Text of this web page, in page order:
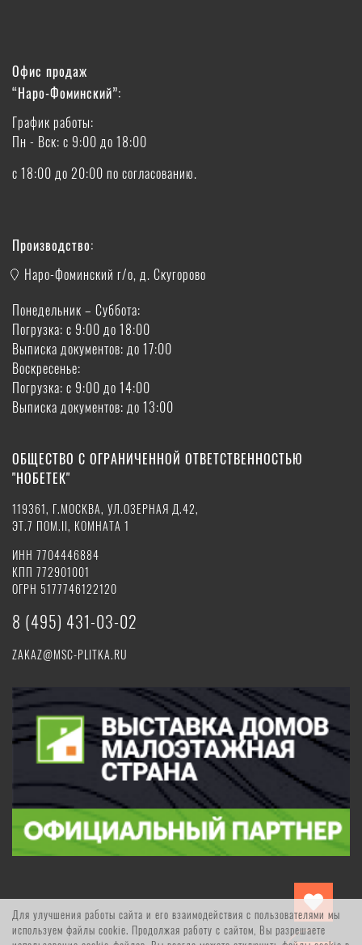
Для улучшения работы сайта и его взаимодействия с пользователями мы
используем файлы cookie. Продолжая работу с сайтом, Вы разрешаете
Офис продаж
“Наро-Фоминский”:
График работы:
Пн - Вск: с 9:00 до 18:00
с 18:00 до 20:00 по согласованию.
Производство:
Наро-Фоминский г/о, д. Скугорово
Понедельник – Суббота:
Погрузка: с 9:00 до 18:00
Выписка документов: до 17:00
Воскресенье:
Погрузка: с 9:00 до 14:00
Выписка документов: до 13:00
ОБЩЕСТВО С ОГРАНИЧЕННОЙ ОТВЕТСТВЕННОСТЬЮ
"НОБЕТЕК"
119361, Г.МОСКВА, УЛ.ОЗЕРНАЯ Д.42,
ЭТ.7 ПОМ.II, КОМНАТА 1
ИНН 7704446884
КПП 772901001
ОГРН 5177746122120
8 (495) 431-03-02
ZAKAZ@MSC-PLITKA.RU